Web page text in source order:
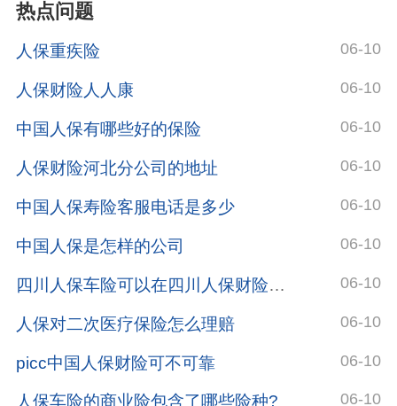
热点问题
人保重疾险 06-10
人保财险人人康 06-10
中国人保有哪些好的保险 06-10
人保财险河北分公司的地址 06-10
中国人保寿险客服电话是多少 06-10
中国人保是怎样的公司 06-10
四川人保车险可以在四川人保财险微信公众号里买吗? 06-10
人保对二次医疗保险怎么理赔 06-10
picc中国人保财险可不可靠 06-10
人保车险的商业险包含了哪些险种? 06-10